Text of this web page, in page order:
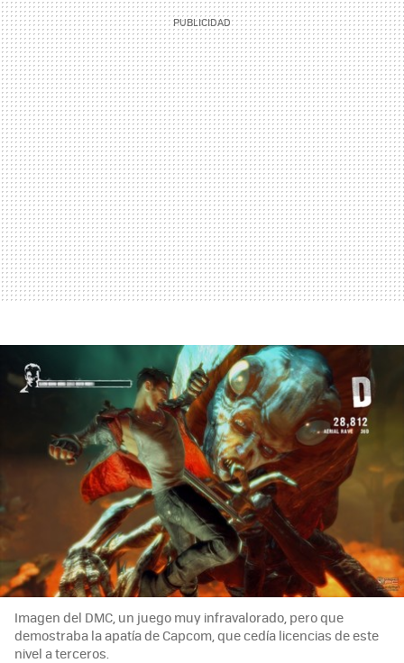
Imagen del DMC, un juego muy infravalorado, pero que
demostraba la apatía de Capcom, que cedía licencias de este
nivel a terceros.